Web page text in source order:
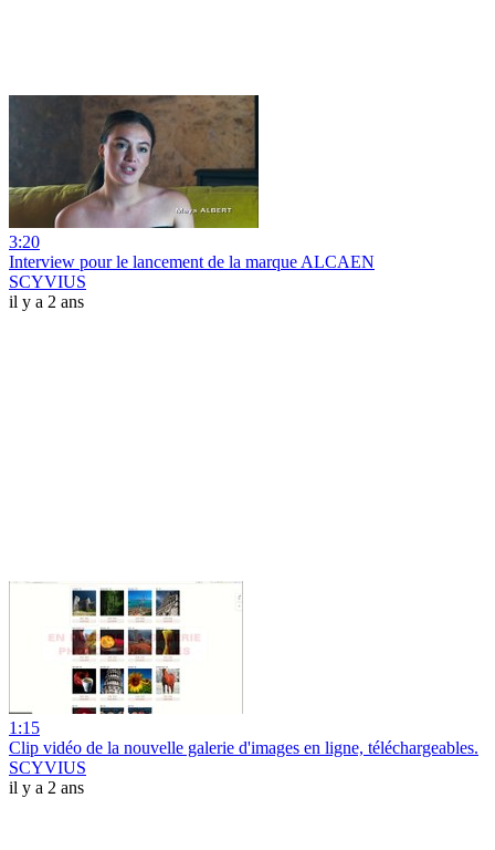
3:20
Interview pour le lancement de la marque ALCAEN
SCYVIUS
il y a 2 ans
1:15
Clip vidéo de la nouvelle galerie d'images en ligne, téléchargeables.
SCYVIUS
il y a 2 ans